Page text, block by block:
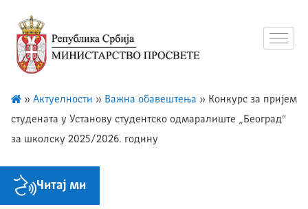
» Актуелности » Важна обавештења » Конкурс за пријем
студената у Установу студентско одмаралиште „Београд“
за школску 2025/2026. годину
Читај ми